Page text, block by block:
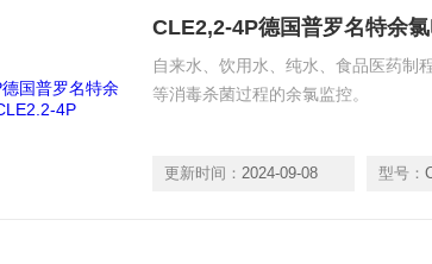
CLE2,2-4P德国普罗名特余
自来水、饮用水、纯水、食品医药制
等消毒杀菌过程的余氯监控。
更新时间： 2024-09-08 型号：